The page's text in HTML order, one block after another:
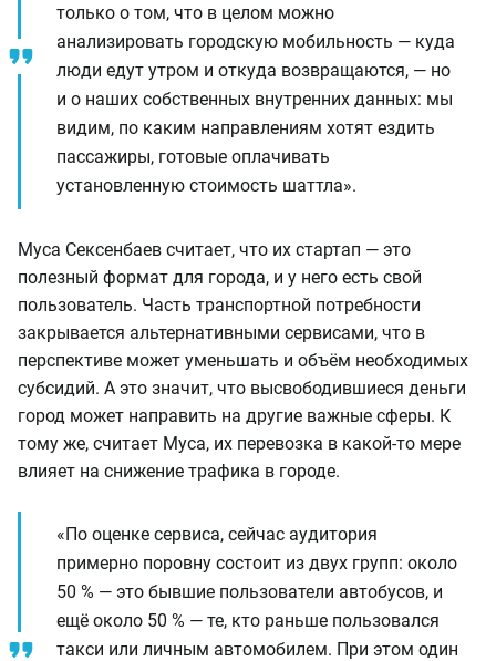
только о том, что в целом можно
анализировать городскую мобильность — куда
люди едут утром и откуда возвращаются, — но
и о наших собственных внутренних данных: мы
видим, по каким направлениям хотят ездить
пассажиры, готовые оплачивать
установленную стоимость шаттла».
Муса Сексенбаев считает, что их стартап — это
полезный формат для города, и у него есть свой
пользователь. Часть транспортной потребности
закрывается альтернативными сервисами, что в
перспективе может уменьшать и объём необходимых
субсидий. А это значит, что высвободившиеся деньги
город может направить на другие важные сферы. К
тому же, считает Муса, их перевозка в какой-то мере
влияет на снижение трафика в городе.
«По оценке сервиса, сейчас аудитория
примерно поровну состоит из двух групп: около
50 % — это бывшие пользователи автобусов, и
ещё около 50 % — те, кто раньше пользовался
такси или личным автомобилем. При этом один